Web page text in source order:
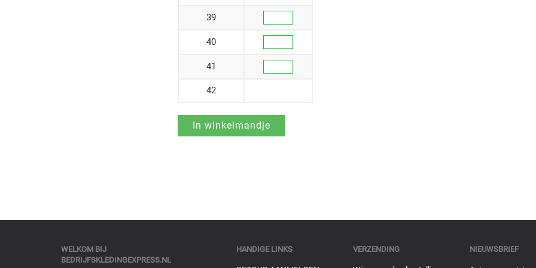
39
40
41
42
WELKOM BIJ
BEDRIJFSKLEDINGEXPRESS.NL
HANDIGE LINKS VERZENDING NIEUWSBRIEF